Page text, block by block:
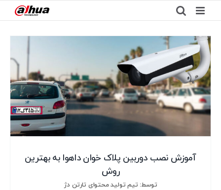
to
content
آموزش نصب دوربین پلاک خوان داهوا به بهترین
روش
توسط: تیم تولید محتوای تارتن دژ